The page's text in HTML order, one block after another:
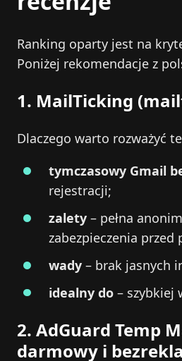
Ranking oparty jest na
Poniżej rekomendacje z
1. MailTicking
Dlaczego warto rozważyć
tymczasowy Gmail
rejestracji;
zalety – pełna
zabezpieczenia przed
wady – brak jasnych
idealny do – szybkiej
2. AdGuard Temp
darmowy i